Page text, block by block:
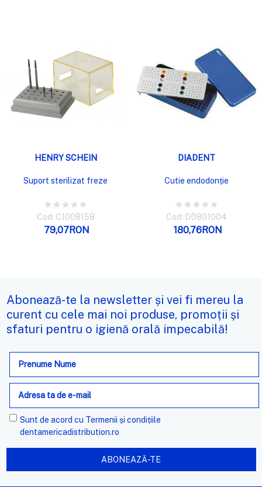
HENRY SCHEIN
Suport sterilizat freze
Cod: C1008158
79,07RON
DIADENT
Cutie endodonție
Cod: DD801004
180,76RON
Abonează-te la newsletter și vei fi mereu la
curent cu cele mai noi produse, promoții și
sfaturi pentru o igienă orală impecabilă!
Adresa
e-
mail
Sunt de acord cu Termenii și condițiile
dentamericadistribution.ro